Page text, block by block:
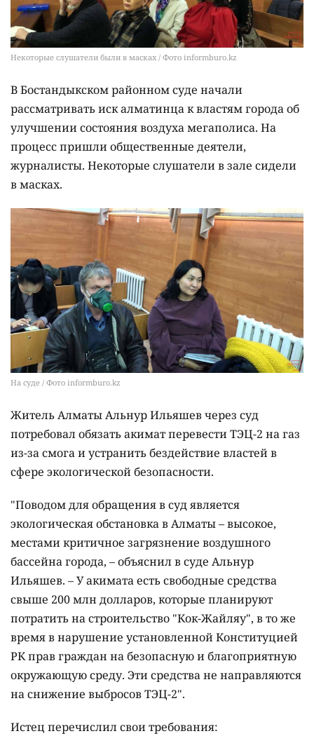
Некоторые слушатели были в масках / Фото informburo.kz
В Бостандыкском районном суде начали
рассматривать иск алматинца к властям города об
улучшении состояния воздуха мегаполиса. На
процесс пришли общественные деятели,
журналисты. Некоторые слушатели в зале сидели
в масках.
На суде / Фото informburo.kz
Житель Алматы Альнур Ильяшев через суд
потребовал обязать акимат перевести ТЭЦ-2 на газ
из-за смога и устранить бездействие властей в
сфере экологической безопасности.
"Поводом для обращения в суд является
экологическая обстановка в Алматы – высокое,
местами критичное загрязнение воздушного
бассейна города, – объяснил в суде Альнур
Ильяшев. – У акимата есть свободные средства
свыше 200 млн долларов, которые планируют
потратить на строительство "Кок-Жайляу", в то же
время в нарушение установленной Конституцией
РК прав граждан на безопасную и благоприятную
окружающую среду. Эти средства не направляются
на снижение выбросов ТЭЦ-2".
Истец перечислил свои требования: